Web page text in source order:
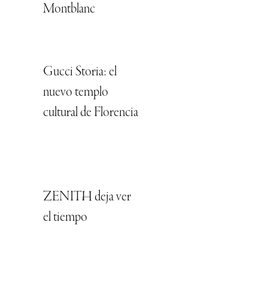
Montblanc
Gucci Storia: el
nuevo templo
cultural de Florencia
ZENITH deja ver
el tiempo